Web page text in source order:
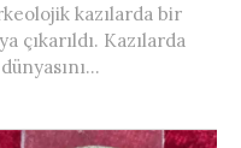
kazılarda bir
çıkarıldı. Kazılarda